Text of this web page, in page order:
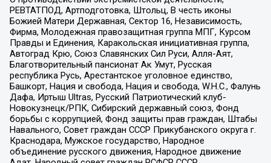
РЕВТАТПОД, Артподготовка, Штольц, В честь иконы
Божией Матери Державная, Сектор 16, Независимость,
Фирма, Молодежная правозащитная группа МПГ, Курсом
Правды и Единения, Каракольская инициативная группа,
Автоград Крю, Союз Славянских Сил Руси, Алля-Аят,
Благотворительный пансионат Ак Умут, Русская
республика Русь, Арестантское уголовное единство,
Башкорт, Нация и свобода, Нация и свобода, W.H.С., Фалунь
Дафа, Иртыш Ultras, Русский Патриотический клуб-
Новокузнецк/РПК, Сибирский державный союз, Фонд
борьбы с коррупцией, Фонд защиты прав граждан, Штабы
Навального, Совет граждан СССР Прикубанского округа г.
Краснодара, Мужское государство, Народное
объединение русского движения, Народное движение